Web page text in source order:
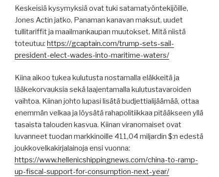
Keskeisiä kysymyksiä ovat tuki satamatyöntekijöille,
Jones Actin jatko, Panaman kanavan maksut, uudet
tullitariffit ja maailmankaupan muutokset. Mitä niistä
toteutuu: https://gcaptain.com/trump-sets-sail-
president-elect-wades-into-maritime-waters/
Kiina aikoo tukea kulutusta nostamalla eläkkeitä ja
lääkekorvauksia sekä laajentamalla kulutustavaroiden
vaihtoa. Kiinan johto lupasi lisätä budjettialijäämää, ottaa
enemmän velkaa ja löysätä rahapolitiikkaa pitääkseen yllä
tasaista talouden kasvua. Kiinan viranomaiset ovat
luvanneet tuodan markkinoille 411,04 miljardin $:n edestä
joukkovelkakirjalainoja ensi vuonna:
https://www.hellenicshippingnews.com/china-to-ramp-
up-fiscal-support-for-consumption-next-year/